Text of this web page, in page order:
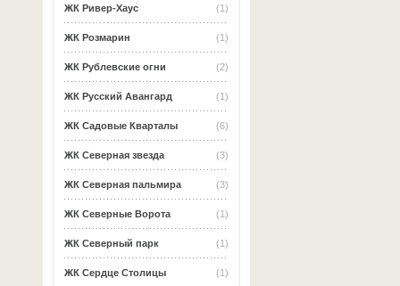
(1)
ЖК Ривер-Хаус
(1)
ЖК Розмарин
(2)
ЖК Рублевские огни
(1)
ЖК Русский Авангард
(6)
ЖК Садовые Кварталы
(3)
ЖК Северная звезда
(3)
ЖК Северная пальмира
(1)
ЖК Северные Ворота
(1)
ЖК Северный парк
(1)
ЖК Сердце Столицы